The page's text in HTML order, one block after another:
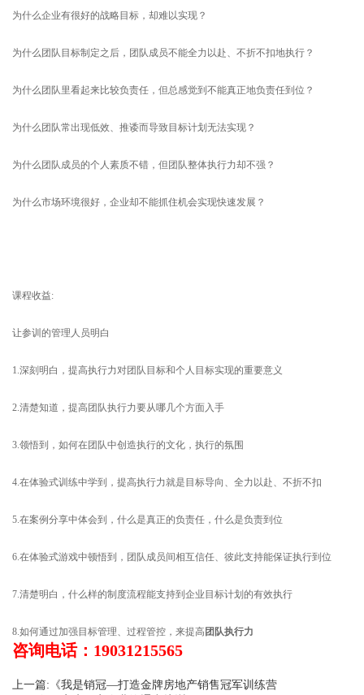
为什么企业有很好的战略目标，却难以实现？
为什么团队目标制定之后，团队成员不能全力以赴、不折不扣地执行？
为什么团队里看起来比较负责任，但总感觉到不能真正地负责任到位？
为什么团队常出现低效、推诿而导致目标计划无法实现？
为什么团队成员的个人素质不错，但团队整体执行力却不强？
为什么市场环境很好，企业却不能抓住机会实现快速发展？
课程收益:
让参训的管理人员明白
1.深刻明白，提高执行力对团队目标和个人目标实现的重要意义
2.清楚知道，提高团队执行力要从哪几个方面入手
3.领悟到，如何在团队中创造执行的文化，执行的氛围
4.在体验式训练中学到，提高执行力就是目标导向、全力以赴、不折不扣
5.在案例分享中体会到，什么是真正的负责任，什么是负责到位
6.在体验式游戏中顿悟到，团队成员间相互信任、彼此支持能保证执行到位
7.清楚明白，什么样的制度流程能支持到企业目标计划的有效执行
8.如何通过加强目标管理、过程管控，来提高团队执行力
咨询电话：19031215565
上一篇:《我是销冠—打造金牌房地产销售冠军训练营